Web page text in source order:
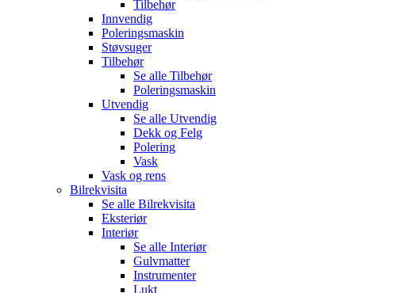
Tilbehør
Innvendig
Poleringsmaskin
Støvsuger
Tilbehør
Se alle Tilbehør
Poleringsmaskin
Utvendig
Se alle Utvendig
Dekk og Felg
Polering
Vask
Vask og rens
Bilrekvisita
Se alle Bilrekvisita
Eksteriør
Interiør
Se alle Interiør
Gulvmatter
Instrumenter
Lukt